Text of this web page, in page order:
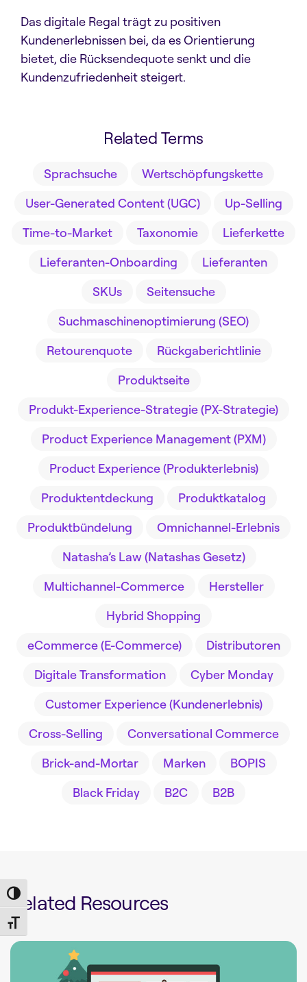
Toggle High Contrast
Toggle Font size
Das digitale Regal trägt zu positiven
Kundenerlebnissen bei, da es Orientierung
bietet, die Rücksendequote senkt und die
Kundenzufriedenheit steigert.
Related Terms
Sprachsuche
Wertschöpfungskette
User-Generated Content (UGC)
Up-Selling
Time-to-Market
Taxonomie
Lieferkette
Lieferanten-Onboarding
Lieferanten
SKUs
Seitensuche
Suchmaschinenoptimierung (SEO)
Retourenquote
Rückgaberichtlinie
Produktseite
Produkt-Experience-Strategie (PX-Strategie)
Product Experience Management (PXM)
Product Experience (Produkterlebnis)
Produktentdeckung
Produktkatalog
Produktbündelung
Omnichannel-Erlebnis
Natasha’s Law (Natashas Gesetz)
Multichannel-Commerce
Hersteller
Hybrid Shopping
eCommerce (E-Commerce)
Distributoren
Digitale Transformation
Cyber Monday
Customer Experience (Kundenerlebnis)
Cross-Selling
Conversational Commerce
Brick-and-Mortar
Marken
BOPIS
Black Friday
B2C B2B
Related Resources